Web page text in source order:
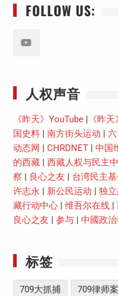
FOLLOW US:
人权声音
《昨天》YouTube| 《昨
国史料| 南方街头运动
动态网
CHRDNET| 中国
的西藏| 西藏人权与民主
察
良心之友 台湾民主
许志永
新公民运动 独
藏行动中心| 维吾尔在线|
良心之友
参与| 中國政
标签
709大抓捕 709律师案